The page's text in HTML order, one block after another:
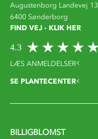
Augustenborg Landevej 13
6400 Sønderborg
FIND VEJ - KLIK HER
4.3
LÆS ANMELDELSER
SE PLANTECENTER
BILLIGBLOMST